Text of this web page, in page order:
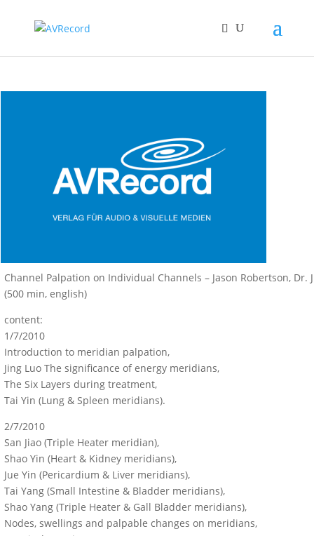
Channel Palpation on Individual Channels – Jason Robertson, Dr.
(500 min, english)
content:
1/7/2010
Introduction to meridian palpation,
Jing Luo The significance of energy meridians,
The Six Layers during treatment,
Tai Yin (Lung & Spleen meridians).
2/7/2010
San Jiao (Triple Heater meridian),
Shao Yin (Heart & Kidney meridians),
Jue Yin (Pericardium & Liver meridians),
Tai Yang (Small Intestine & Bladder meridians),
Shao Yang (Triple Heater & Gall Bladder meridians),
Nodes, swellings and palpable changes on meridians,